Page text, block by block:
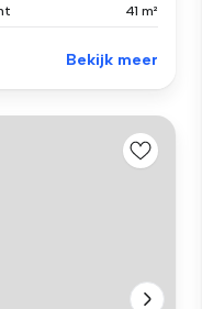
41 m²
Bekijk meer